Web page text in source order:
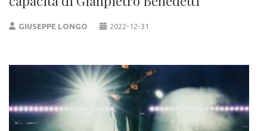
GIUSEPPE LONGO 2022-12-31